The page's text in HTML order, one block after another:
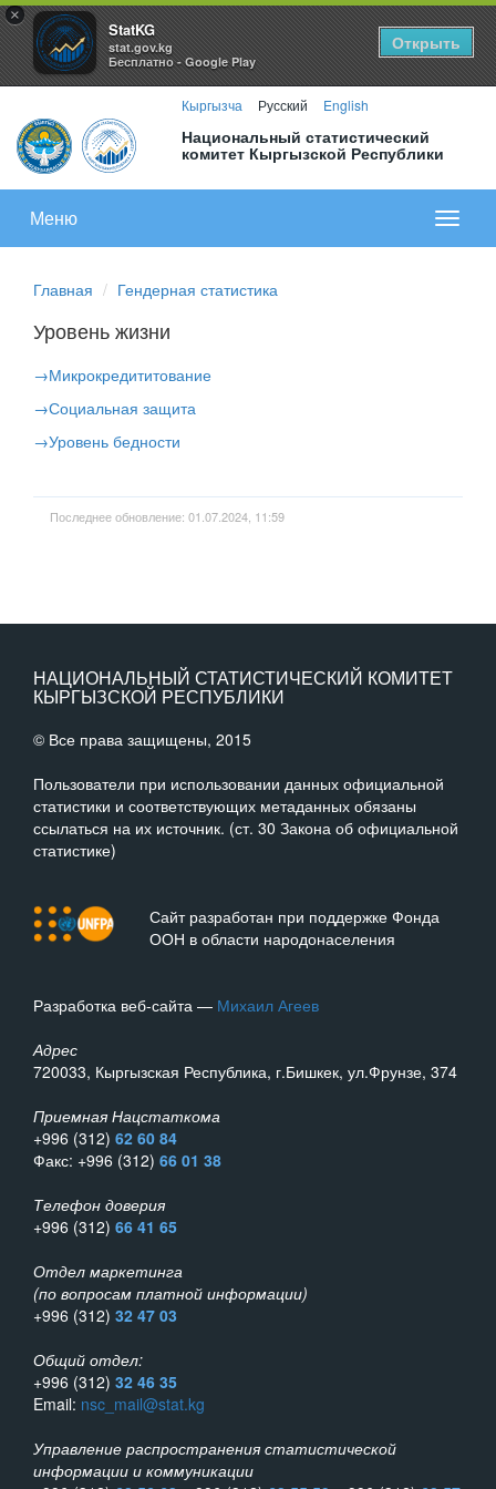
×
StatKG
stat.gov.kg
Бесплатно - Google Play
Открыть
Кыргызча Русский English
Национальный статистический
комитет Кыргызской Республики
меню
Меню
Главная Гендерная статистика
Уровень жизни
→Микрокредититование
→Социальная защита
→Уровень бедности
Последнее обновление: 01.07.2024, 11:59
НАЦИОНАЛЬНЫЙ СТАТИСТИЧЕСКИЙ КОМИТЕТ
КЫРГЫЗСКОЙ РЕСПУБЛИКИ
© Все права защищены, 2015
Пользователи при использовании данных официальной
статистики и соответствующих метаданных обязаны
ссылаться на их источник. (ст. 30 Закона об официальной
статистике)
Сайт разработан при поддержке Фонда
ООН в области народонаселения
Разработка веб-сайта — Михаил Агеев
Адрес
720033, Кыргызская Республика, г.Бишкек, ул.Фрунзе, 374
Приемная Нацстаткома
+996 (312) 62 60 84
Факс: +996 (312) 66 01 38
Телефон доверия
+996 (312) 66 41 65
Отдел маркетинга
(по вопросам платной информации)
+996 (312) 32 47 03
Общий отдел:
+996 (312) 32 46 35
Email: nsc_mail@stat.kg
Управление распространения статистической
информации и коммуникации